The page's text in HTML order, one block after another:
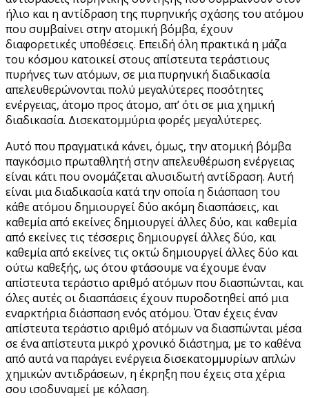
ήλιο και η αντίδραση της πυρηνικής σχάσης του ατόμου
που συμβαίνει στην ατομική βόμβα, έχουν
διαφορετικές υποθέσεις. Επειδή όλη πρακτικά η μάζα
του κόσμου κατοικεί στους απίστευτα τεράστιους
πυρήνες των ατόμων, σε μια πυρηνική διαδικασία
απελευθερώνονται πολύ μεγαλύτερες ποσότητες
ενέργειας, άτομο προς άτομο, απ’ ότι σε μια χημική
διαδικασία. Δισεκατομμύρια φορές μεγαλύτερες.
Αυτό που πραγματικά κάνει, όμως, την ατομική βόμβα
παγκόσμιο πρωταθλητή στην απελευθέρωση ενέργειας
είναι κάτι που ονομάζεται αλυσιδωτή αντίδραση. Αυτή
είναι μια διαδικασία κατά την οποία η διάσπαση του
κάθε ατόμου δημιουργεί δύο ακόμη διασπάσεις, και
καθεμία από εκείνες δημιουργεί άλλες δύο, και καθεμία
από εκείνες τις τέσσερις δημιουργεί άλλες δύο, και
καθεμία από εκείνες τις οκτώ δημιουργεί άλλες δύο και
ούτω καθεξής, ως ότου φτάσουμε να έχουμε έναν
απίστευτα τεράστιο αριθμό ατόμων που διασπώνται, και
όλες αυτές οι διασπάσεις έχουν πυροδοτηθεί από μια
εναρκτήρια διάσπαση ενός ατόμου. Όταν έχεις έναν
απίστευτα τεράστιο αριθμό ατόμων να διασπώνται μέσα
σε ένα απίστευτα μικρό χρονικό διάστημα, με το καθένα
από αυτά να παράγει ενέργεια δισεκατομμυρίων απλών
χημικών αντιδράσεων, η έκρηξη που έχεις στα χέρια
σου ισοδυναμεί με κόλαση.